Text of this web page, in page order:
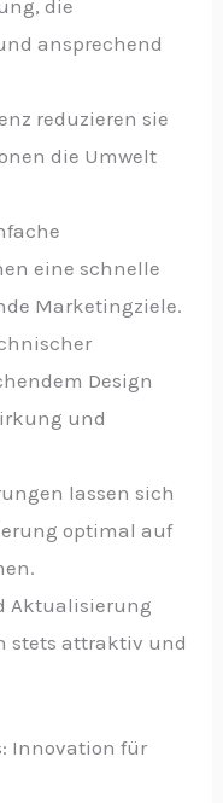
die
ansprechend
reduzieren sie
die Umwelt
eine schnelle
Marketingziele.
Design
und
lassen sich
optimal auf
Aktualisierung
stets attraktiv und
Innovation für